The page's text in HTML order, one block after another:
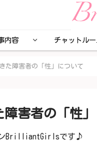
内容 チャットルー
た障害者の「性」について
害者の「性
ンBrilliantGirlsです♪